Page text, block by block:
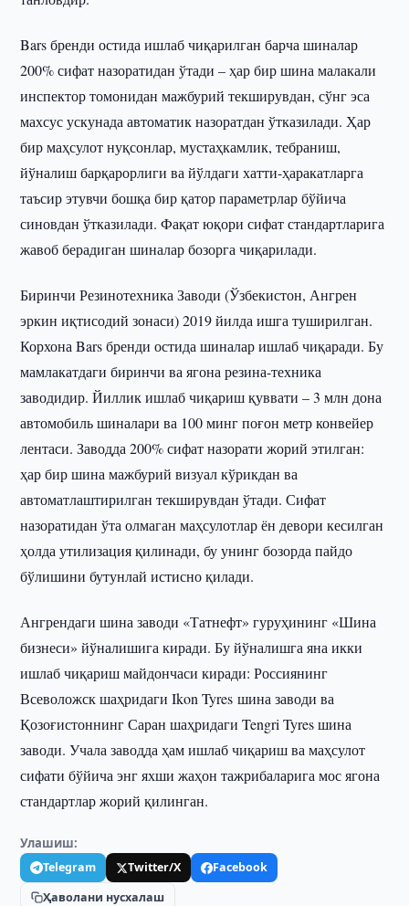
Bars бренди остида ишлаб чиқарилган барча шиналар
200% сифат назоратидан ўтади – ҳар бир шина малакали
инспектор томонидан мажбурий текширувдан, сўнг эса
махсус ускунада автоматик назоратдан ўтказилади. Ҳар
бир маҳсулот нуқсонлар, мустаҳкамлик, тебраниш,
йўналиш барқарорлиги ва йўлдаги хатти-ҳаракатларга
таъсир этувчи бошқа бир қатор параметрлар бўйича
синовдан ўтказилади. Фақат юқори сифат стандартларига
жавоб берадиган шиналар бозорга чиқарилади.
Биринчи Резинотехника Заводи (Ўзбекистон, Ангрен
эркин иқтисодий зонаси) 2019 йилда ишга туширилган.
Корхона Bars бренди остида шиналар ишлаб чиқаради. Бу
мамлакатдаги биринчи ва ягона резина-техника
заводидир. Йиллик ишлаб чиқариш қуввати – 3 млн дона
автомобиль шиналари ва 100 минг поғон метр конвейер
лентаси. Заводда 200% сифат назорати жорий этилган:
ҳар бир шина мажбурий визуал кўрикдан ва
автоматлаштирилган текширувдан ўтади. Сифат
назоратидан ўта олмаган маҳсулотлар ён девори кесилган
ҳолда утилизация қилинади, бу унинг бозорда пайдо
бўлишини бутунлай истисно қилади.
Ангрендаги шина заводи «Татнефт» гуруҳининг «Шина
бизнеси» йўналишига киради. Бу йўналишга яна икки
ишлаб чиқариш майдончаси киради: Россиянинг
Всеволожск шаҳридаги Ikon Tyres шина заводи ва
Қозоғистоннинг Саран шаҳридаги Tengri Tyres шина
заводи. Учала заводда ҳам ишлаб чиқариш ва маҳсулот
сифати бўйича энг яхши жаҳон тажрибаларига мос ягона
стандартлар жорий қилинган.
Улашиш:
Telegram Twitter/X
Facebook
Ҳаволани нусхалаш